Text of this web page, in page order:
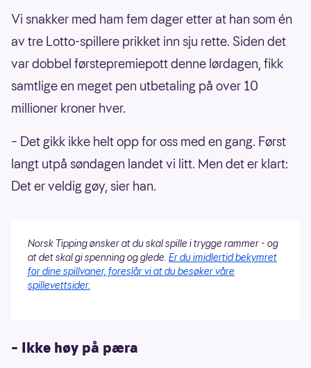
Vi snakker med ham fem dager etter at han som én
av tre Lotto-spillere prikket inn sju rette. Siden det
var dobbel førstepremiepott denne lørdagen, fikk
samtlige en meget pen utbetaling på over 10
millioner kroner hver.
– Det gikk ikke helt opp for oss med en gang. Først
langt utpå søndagen landet vi litt. Men det er klart:
Det er veldig gøy, sier han.
Norsk Tipping ønsker at du skal spille i trygge rammer - og
at det skal gi spenning og glede. Er du imidlertid bekymret
for dine spillvaner, foreslår vi at du besøker våre
spillevettsider.
– Ikke høy på pæra